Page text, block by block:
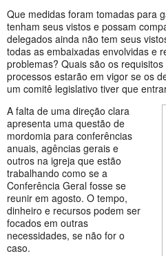
Que medidas foram tomadas para
tenham seus vistos e possam
delegados ainda não tem seus
todas as embaixadas envolvidas e
problemas? Quais são os
processos estarão em vigor se os
um comitê legislativo tiver que
A falta de uma direção clara
apresenta uma questão de
mordomia para conferências
anuais, agências gerais e
outros na igreja que estão
trabalhando como se a
Conferência Geral fosse se
reunir em agosto. O tempo,
dinheiro e recursos podem ser
focados em outras
necessidades, se não for o
caso.